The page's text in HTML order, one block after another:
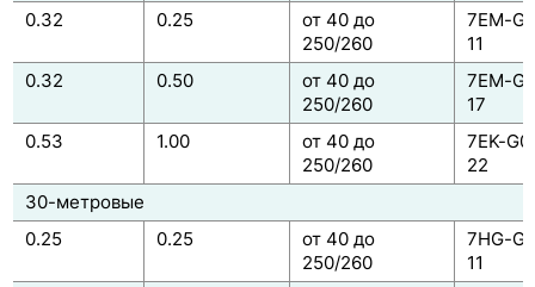
0.32
0.25
от 40 до
250/260
7EM-
11
0.32
0.50
от 40 до
250/260
7EM-
17
0.53
1.00
от 40 до
250/260
7EK-
22
30-метровые
0.25
0.25
от 40 до
250/260
7HG-
11